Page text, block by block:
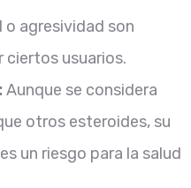
o agresividad son
usuarios.
Aunque se considera
otros esteroides, su
un riesgo para la salud